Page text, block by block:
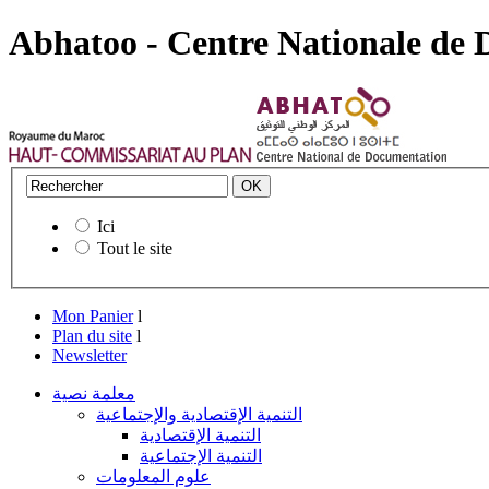
Abhatoo - Centre Nationale de
Ici
Tout le site
Mon Panier l
Plan du site l
Newsletter
معلمة نصية
التنمية الإقتصادية والإجتماعية
التنمية الإقتصادية
التنمية الإجتماعية
علوم المعلومات